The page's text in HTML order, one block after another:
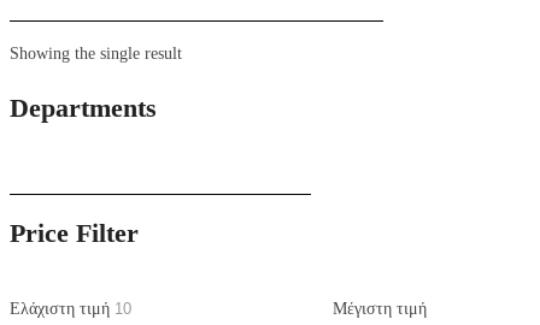
Showing the single result
Departments
Price Filter
Ελάχιστη τιμή Μέγιστη τιμή